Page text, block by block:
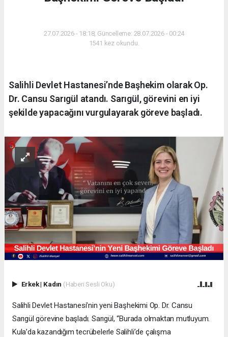
27.07.2026 - 18:18, Güncelleme: 28.07.2026 - 00:24
1541 kez okundu.
Salihli Devlet Hastanesi’nde Başhekim olarak Op.
Dr. Cansu Sarıgül atandı. Sarıgül, görevini en iyi
şekilde yapacağını vurgulayarak göreve başladı.
Erkek| Kadın (Haberi Sesli Oku)
Salihli Devlet Hastanesi’nin yeni Başhekimi Op. Dr. Cansu
Sarıgül görevine başladı. Sarıgül, “Burada olmaktan mutluyum.
Kula’da kazandığım tecrübelerle Salihli’de çalışma